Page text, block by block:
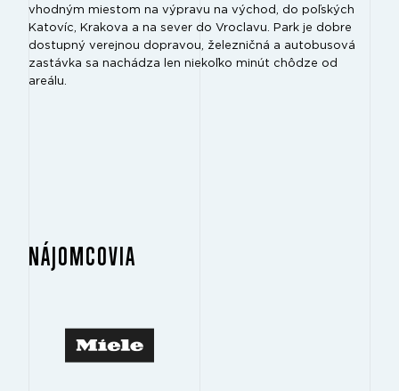
vhodným miestom na výpravu na východ, do poľských
Katovíc, Krakova a na sever do Vroclavu. Park je dobre
dostupný verejnou dopravou, železničná a autobusová
zastávka sa nachádza len niekoľko minút chôdze od
areálu.
NÁJOMCOVIA